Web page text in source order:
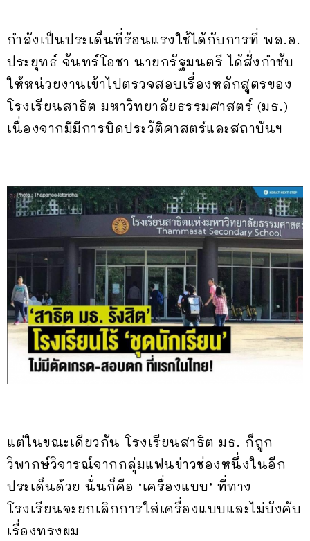
กำลังเป็นประเด็นที่ร้อนแรงใช้ได้กับการที่ พล.อ.
ประยุทธ์ จันทร์โอชา นายกรัฐมนตรี ได้สั่งกำชับ
ให้หน่วยงานเข้าไปตรวจสอบเรื่องหลักสูตรของ
โรงเรียนสาธิต มหาวิทยาลัยธรรมศาสตร์ (มธ.)
เนื่องจากมีมีการบิดประวัติศาสตร์และสถาบันฯ
แต่ในขณะเดียวกัน โรงเรียนสาธิต มธ. ก็ถูก
วิพากษ์วิจารณ์จากกลุ่มแฟนข่าวช่องหนึ่งในอีก
ประเด็นด้วย นั่นก็คือ ‘เครื่องแบบ’ ที่ทาง
โรงเรียนจะยกเลิกการใส่เครื่องแบบและไม่บังคับ
เรื่องทรงผม